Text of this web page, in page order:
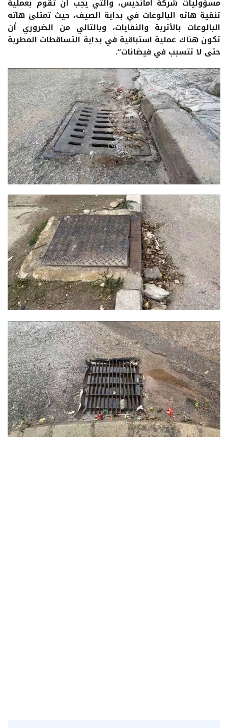
تنقية هاته البالوعات في بداية الصيف، حيث تمتلئ هاته
البالوعات بالأتربة والنفايات، وبالتالي من الضروري أن
تكون هناك عملية استباقية في بداية التساقطات المطرية
حتى لا تتسبب في فيضانات”.